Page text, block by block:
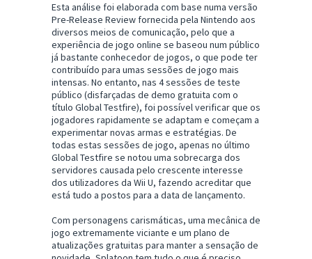
Esta análise foi elaborada com base numa versão
Pre-Release Review fornecida pela Nintendo aos
diversos meios de comunicação, pelo que a
experiência de jogo online se baseou num público
já bastante conhecedor de jogos, o que pode ter
contribuído para umas sessões de jogo mais
intensas. No entanto, nas 4 sessões de teste
público (disfarçadas de demo gratuita com o
título Global Testfire), foi possível verificar que os
jogadores rapidamente se adaptam e começam a
experimentar novas armas e estratégias. De
todas estas sessões de jogo, apenas no último
Global Testfire se notou uma sobrecarga dos
servidores causada pelo crescente interesse
dos utilizadores da Wii U, fazendo acreditar que
está tudo a postos para a data de lançamento.
Com personagens carismáticas, uma mecânica de
jogo extremamente viciante e um plano de
atualizações gratuitas para manter a sensação de